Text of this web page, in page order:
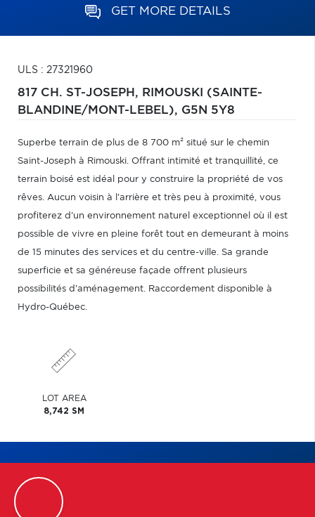
GET MORE DETAILS
ULS : 27321960
817 CH. ST-JOSEPH, RIMOUSKI (SAINTE-
BLANDINE/MONT-LEBEL), G5N 5Y8
Superbe terrain de plus de 8 700 m² situé sur le chemin
Saint-Joseph à Rimouski. Offrant intimité et tranquillité, ce
terrain boisé est idéal pour y construire la propriété de vos
rêves. Aucun voisin à l'arrière et très peu à proximité, vous
profiterez d'un environnement naturel exceptionnel où il est
possible de vivre en pleine forêt tout en demeurant à moins
de 15 minutes des services et du centre-ville. Sa grande
superficie et sa généreuse façade offrent plusieurs
possibilités d'aménagement. Raccordement disponible à
Hydro-Québec.
LOT AREA
8,742 SM